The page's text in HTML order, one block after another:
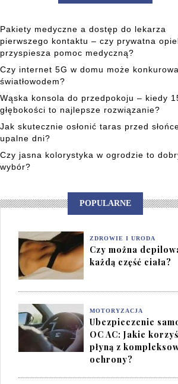
Pakiety medyczne a dostęp do lekarza
pierwszego kontaktu – czy prywatna
przyspiesza pomoc medyczną?
Czy internet 5G w domu może
światłowodem?
Wąska konsola do przedpokoju – kiedy
głębokości to najlepsze rozwiązanie?
Jak skutecznie osłonić taras przed
upalne dni?
Czy jasna kolorystyka w ogrodzie to
wybór?
POPULARNE
ZDROWIE I URODA
Czy można
każdą część ciała?
MOTORYZACJA
Ubezpieczenie
OC AC: Jakie
płyną z
ochrony?